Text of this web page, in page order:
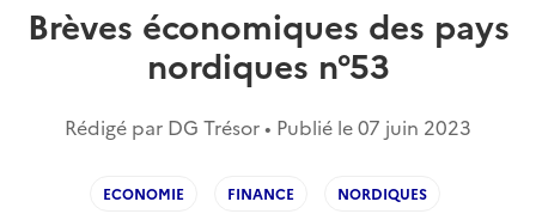
Brèves économiques des pays
nordiques n°53
Rédigé par DG Trésor • Publié le07 juin 2023
ECONOMIE FINANCE NORDIQUES